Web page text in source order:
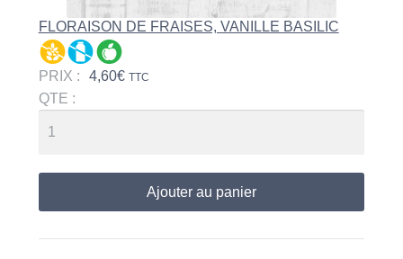
FLORAISON DE FRAISES, VANILLE BASILIC
PRIX : 4,60€ TTC
QTE :
Ajouter au panier